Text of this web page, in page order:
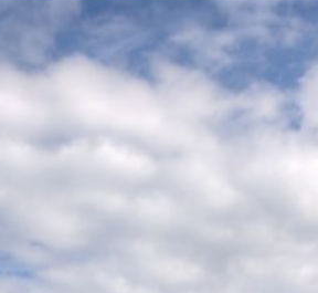
OLSZTYN, UKIEL-SEE
LUBELSKA-STRASSE